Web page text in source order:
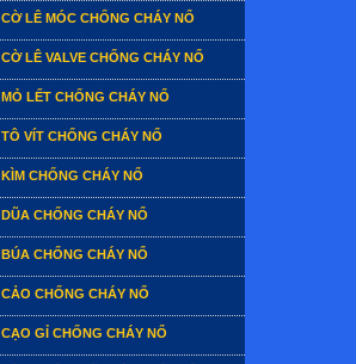
CỜ LÊ MÓC CHỐNG CHÁY NỔ
CỜ LÊ VALVE CHỐNG CHÁY NỔ
MỎ LẾT CHỐNG CHÁY NỔ
TÔ VÍT CHỐNG CHÁY NỔ
KÌM CHỐNG CHÁY NỔ
DŨA CHỐNG CHÁY NỔ
BÚA CHỐNG CHÁY NỔ
CẢO CHỐNG CHÁY NỔ
CẠO GỈ CHỐNG CHÁY NỔ